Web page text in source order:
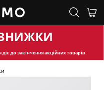
до закінчення акційних товарів